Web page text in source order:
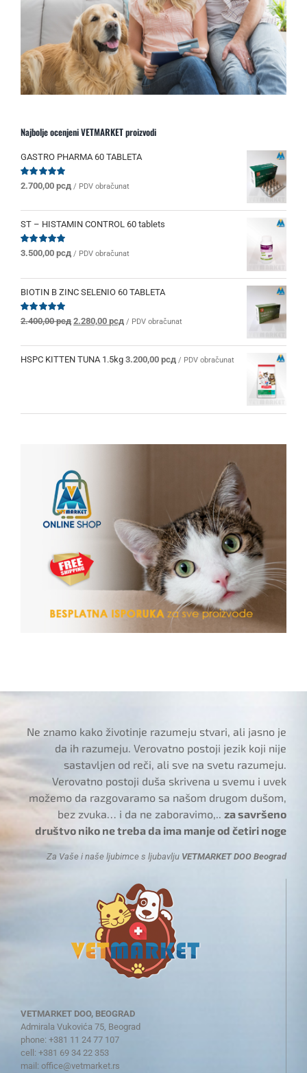
Najbolje ocenjeni VETMARKET proizvodi
GASTRO PHARMA 60 TABLETA
Ocenjeno
od 5
2.700,00 рсд / PDV obračunat
ST – HISTAMIN CONTROL 60 tablets
Ocenjeno
od 5
3.500,00 рсд / PDV obračunat
BIOTIN B ZINC SELENIO 60 TABLETA
Ocenjeno
od 5
2.400,00рсд Originalna
je
bila:
2.280,00 рсд Trenutna
je:
2.280,00 рсд.
/ PDV obračunat
HSPC KITTEN TUNA 1.5kg 3.200,00 рсд / PDV obračunat
Ne znamo kako životinje razumeju stvari, ali jasno je
da ih razumeju. Verovatno postoji jezik koji nije
sastavljen od reči, ali sve na svetu razumeju.
Verovatno postoji duša skrivena u svemu i uvek
možemo da razgovaramo sa našom drugom dušom,
bez zvuka… i da ne zaboravimo,..za savršeno
društvo niko ne treba da ima manje od četiri noge
Za Vaše i naše ljubimce s ljubavlju VETMARKET DOO Beograd
VETMARKET DOO, BEOGRAD
Admirala Vukovića 75, Beograd
phone: +381 11 24 77 107
cell: +381 69 34 22 353
mail: office@vetmarket.rs